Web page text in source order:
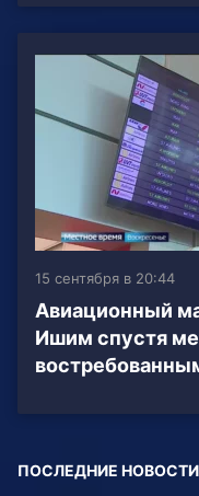
15 сентября в 20:44
Авиационный
Ишим спустя
ПОСЛЕДНИЕ НОВОСТИ